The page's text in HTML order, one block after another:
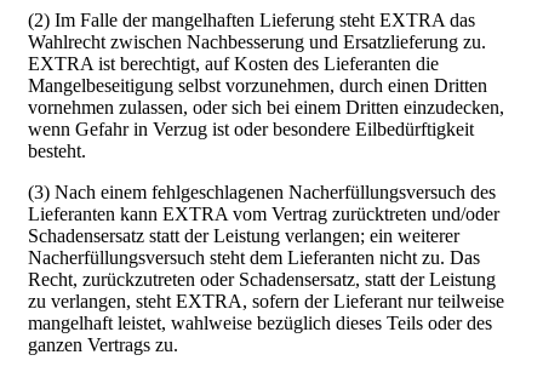
(2) Im Falle der mangelhaften Lieferung steht EXTRA das
Wahlrecht zwischen Nachbesserung und Ersatzlieferung zu.
EXTRA ist berechtigt, auf Kosten des Lieferanten die
Mangelbeseitigung selbst vorzunehmen, durch einen Dritten
vornehmen zulassen, oder sich bei einem Dritten einzudecken,
wenn Gefahr in Verzug ist oder besondere Eilbedürftigkeit
besteht.
(3) Nach einem fehlgeschlagenen Nacherfüllungsversuch des
Lieferanten kann EXTRA vom Vertrag zurücktreten und/oder
Schadensersatz statt der Leistung verlangen; ein weiterer
Nacherfüllungsversuch steht dem Lieferanten nicht zu. Das
Recht, zurückzutreten oder Schadensersatz, statt der Leistung
zu verlangen, steht EXTRA, sofern der Lieferant nur teilweise
mangelhaft leistet, wahlweise bezüglich dieses Teils oder des
ganzen Vertrags zu.